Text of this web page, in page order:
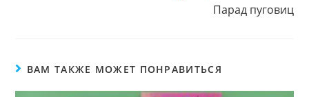
Парад пуговиц
ВАМ ТАКЖЕ МОЖЕТ ПОНРАВИТЬСЯ